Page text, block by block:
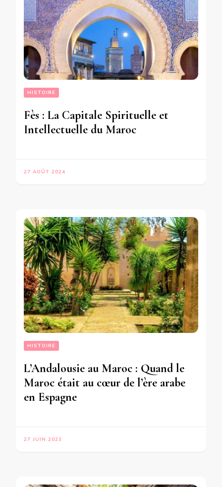
HISTOIRE
Fès : La Capitale Spirituelle et
Intellectuelle du Maroc
27 AOÛT 2024
HISTOIRE
L’Andalousie au Maroc : Quand le
Maroc était au cœur de l’ère arabe
en Espagne
27 JUIN 2023